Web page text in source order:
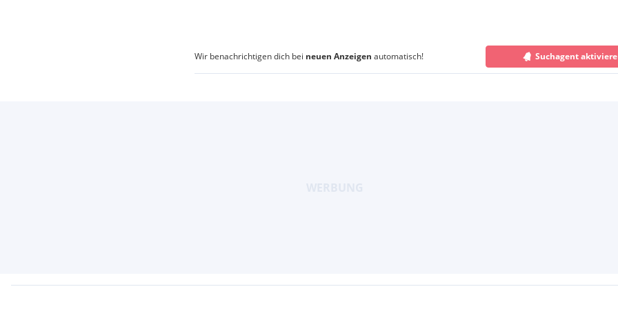
Wir benachrichtigen dich bei neuen Anzeigen automatisch! Suchagent